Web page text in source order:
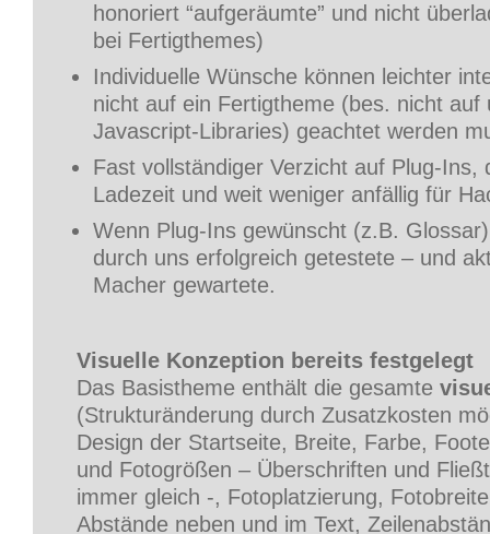
honoriert “aufgeräumte” und nicht
bei Fertigthemes)
Individuelle Wünsche können leichter
nicht auf ein Fertigtheme (bes. nicht auf
Javascript-Libraries) geachtet werden
Fast vollständiger Verzicht auf Plug-Ins,
Ladezeit und weit weniger anfällig für
Wenn Plug-Ins gewünscht (z.B.
durch uns erfolgreich getestete – und
Macher gewartete.
Visuelle Konzeption bereits festgelegt
Das Basistheme enthält die gesamte
(Strukturänderung durch Zusatzkosten
Design der Startseite, Breite, Farbe,
und Fotogrößen – Überschriften und
immer gleich -, Fotoplatzierung,
Abstände neben und im Text,